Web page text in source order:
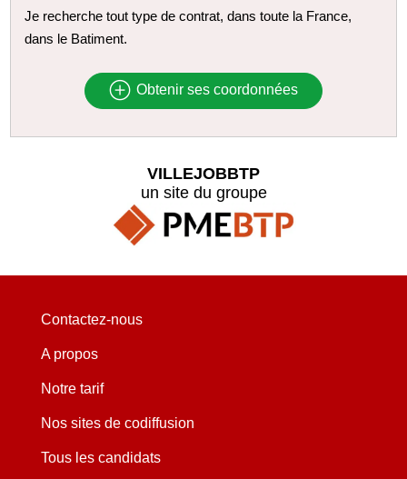
Je recherche tout type de contrat, dans toute la France,
dans le Batiment.
Obtenir ses coordonnées
VILLEJOBBTP
un site du groupe
Contactez-nous
A propos
Notre tarif
Nos sites de codiffusion
Tous les candidats